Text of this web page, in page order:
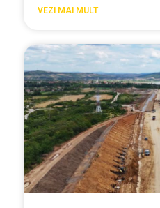
VEZI MAI MULT